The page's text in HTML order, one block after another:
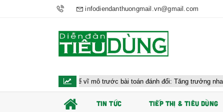
infodiendanthuongmail.vn@gmail.com
kinh tế vĩ mô trước bài toán đánh đổi: Tăng trưởng nhanh và ổn định
TIN TỨC TIẾP THỊ & TIÊU DÙNG